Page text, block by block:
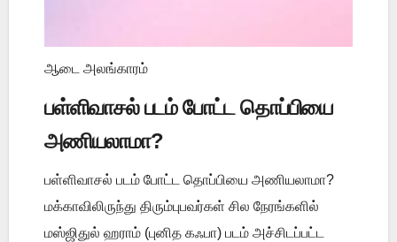
ஆடை அலங்காரம்
பள்ளிவாசல் படம் போட்ட தொப்பியை
அணியலாமா?
பள்ளிவாசல் படம் போட்ட தொப்பியை அணியலாமா?
மக்காவிலிருந்து திரும்புபவர்கள் சில நேரங்களில்
மஸ்ஜிதுல் ஹராம் (புனித கஃபா) படம் அச்சிடப்பட்ட